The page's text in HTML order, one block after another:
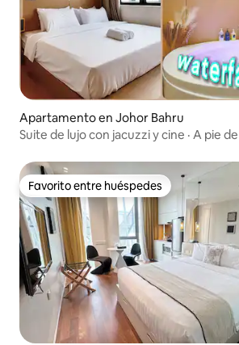
Apartamento en Johor Bahru
Suite de lujo con jacuzzi y cine · A pie de
Favorito entre huéspedes
Favorito entre huéspedes